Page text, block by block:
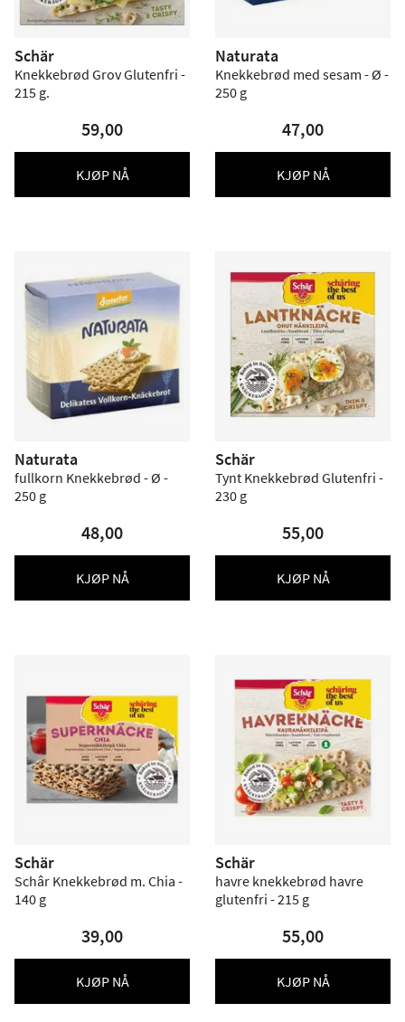
Schär
Knekkebrød Grov Glutenfri -
215 g.
59,00
KJØP NÅ
Naturata
Knekkebrød med sesam - Ø -
250 g
47,00
KJØP NÅ
Naturata
fullkorn Knekkebrød - Ø -
250 g
48,00
KJØP NÅ
Schär
Tynt Knekkebrød Glutenfri -
230 g
55,00
KJØP NÅ
Schär
Schâr Knekkebrød m. Chia -
140 g
39,00
KJØP NÅ
Schär
havre knekkebrød havre
glutenfri - 215 g
55,00
KJØP NÅ